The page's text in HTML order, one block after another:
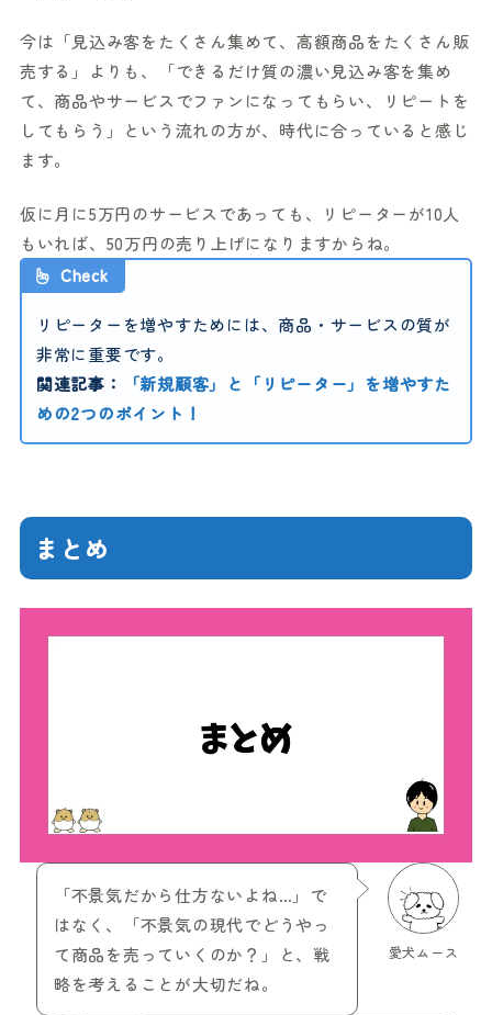
今は「見込み客をたくさん集めて、高額商品をたくさん販
売する」よりも、「できるだけ質の濃い見込み客を集め
て、商品やサービスでファンになってもらい、リピートを
してもらう」という流れの方が、時代に合っていると感じ
ます。
仮に月に5万円のサービスであっても、リピーターが10人
もいれば、50万円の売り上げになりますからね。
Check
リピーターを増やすためには、商品・サービスの質が
非常に重要です。
関連記事：
「新規顧客」と「リピーター」を増やすた
めの2つのポイント！
まとめ
愛犬ムース
「不景気だから仕方ないよね…」で
はなく、「不景気の現代でどうやっ
て商品を売っていくのか？」と、戦
略を考えることが大切だね。